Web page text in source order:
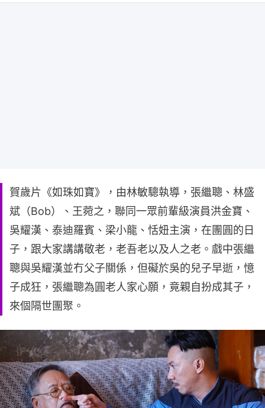
賀歲片《如珠如寶》，由林敏驄執導，張繼聰、林盛
斌（Bob）、王菀之，聯同一眾前輩級演員洪金寶、
吳耀漢、泰迪羅賓、梁小龍、恬妞主演，在團圓的日
子，跟大家講講敬老，老吾老以及人之老。戲中張繼
聰與吳耀漢並冇父子關係，但礙於吳的兒子早逝，憶
子成狂，張繼聰為圓老人家心願，竟親自扮成其子，
來個隔世團聚。